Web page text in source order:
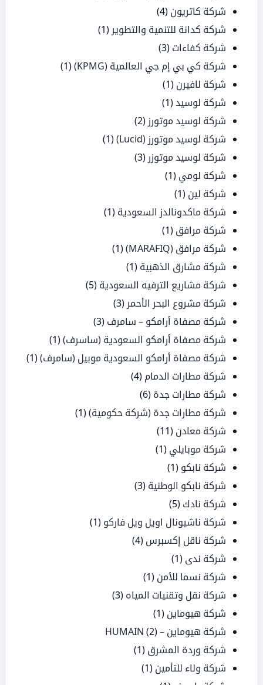
شركة كاتريون (4)
شركة كدانة للتنمية والتطوير (1)
شركة كفاءات (3)
شركة كي بي إم جي العالمية (KPMG)
(1)
شركة لافيرن (1)
شركة لوسيد(1)
شركة لوسيد موتورز (2)
شركة لوسيد موتورز (Lucid)
(1)
شركة لوسيد موتوزر (3)
شركة لومي (1)
شركة لين (1)
شركة ماكدونالدز السعودية (1)
شركة مرافق (1)
شركة مرافق (MARAFIQ)
(1)
شركة مشارق الذهبية (1)
شركة مشاريع الترفيه السعودية (5)
شركة مشروع البحر الأحمر (3)
شركة مصفاة أرامكو – سامرف (3)
شركة مصفاة أرامكو السعودية (ساسرف)(1)
شركة مصفاة أرامكو السعودية موبيل (سامرف)(1)
شركة مطارات الدمام (4)
شركة مطارات جدة (6)
شركة مطارات جدة (شركة حكومية)(1)
شركة معادن (11)
شركة موبايلي (1)
شركة نابكو (1)
شركة نابكو الوطنية (3)
شركة نادك (5)
شركة ناشيونال اويل ويل فاركو (1)
شركة ناقل إكسبرس (4)
شركة ندى (1)
شركة نسما للأمن (1)
شركة نقل وتقنيات المياه (3)
شركة هيوماين (1)
شركة هيوماين – HUMAIN(2)
شركة وردة المشرق (1)
شركة ولاء للتأمين (1)